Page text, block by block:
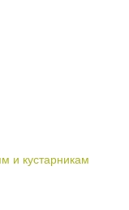
и кустарникам